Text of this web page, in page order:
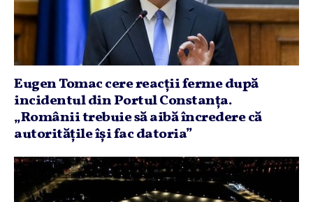
Eugen Tomac cere reacţii ferme după
incidentul din Portul Constanţa.
„Românii trebuie să aibă încredere că
autorităţile îşi fac datoria”